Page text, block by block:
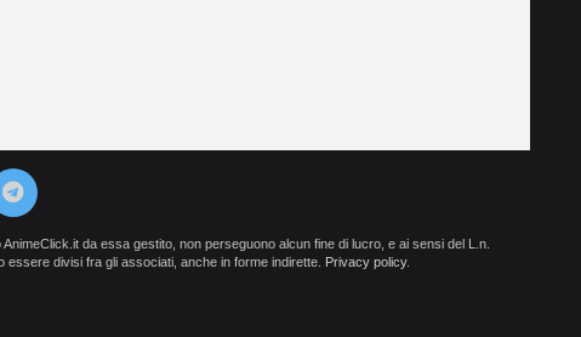
da essa gestito, non perseguono alcun fine di lucro, e ai sensi del L.n.
divisi fra gli associati, anche in forme indirette. Privacy policy.